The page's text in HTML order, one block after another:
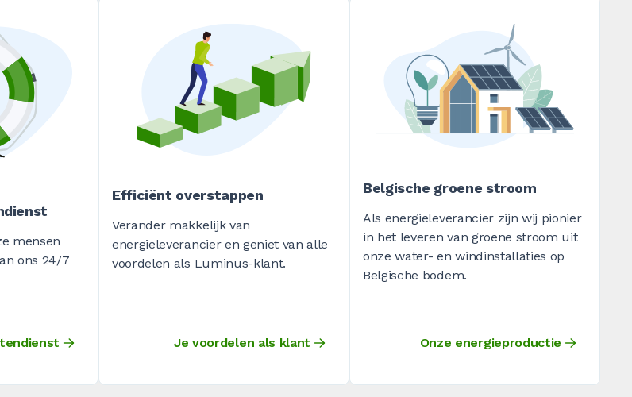
mensen
ons 24/7
Efficiënt overstappen
Verander makkelijk van
energieleverancier en geniet van alle
voordelen als Luminus-klant.
Je voordelen als klant
Belgische groene stroom
Als energieleverancier zijn wij pionier
in het leveren van groene stroom uit
onze water- en windinstallaties op
Belgische bodem.
Onze energieproductie